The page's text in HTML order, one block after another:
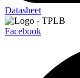
Datasheet
Facebook